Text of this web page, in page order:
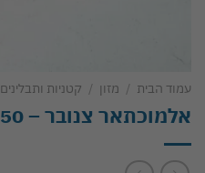
עמוד הבית / מזון / קטניות ותבלינים
אלמוכתאר צנובר – 150 גרם